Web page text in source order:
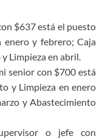
$637 está el puesto
enero y febrero; Caja
Limpieza en abril.
senior con $700 está
y Limpieza en enero
y Abastecimiento
o jefe con